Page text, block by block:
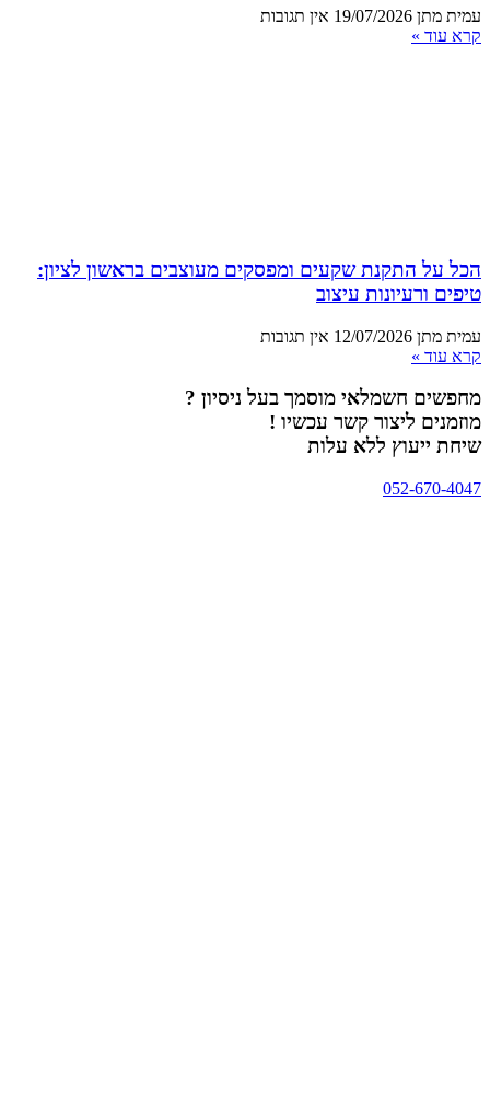
עמית מתן 19/07/2026 אין תגובות
קרא עוד »
הכל על התקנת שקעים ומפסקים מעוצבים בראשון לציון:
טיפים ורעיונות עיצוב
עמית מתן 12/07/2026 אין תגובות
קרא עוד »
מחפשים חשמלאי מוסמך בעל ניסיון ?
מוזמנים ליצור קשר עכשיו !
שיחת ייעוץ ללא עלות
052-670-4047